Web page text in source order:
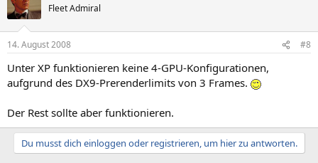
Fleet Admiral
14. August 2008 #8
Unter XP funktionieren keine 4-GPU-Konfigurationen,
aufgrund des DX9-Prerenderlimits von 3 Frames.
Der Rest sollte aber funktionieren.
Du musst dich einloggen oder registrieren, um hier zu antworten.